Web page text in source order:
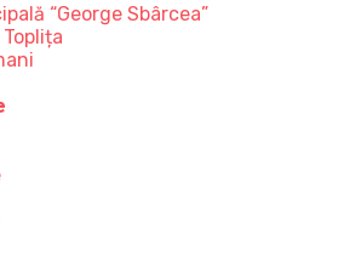
“George Sbârcea”